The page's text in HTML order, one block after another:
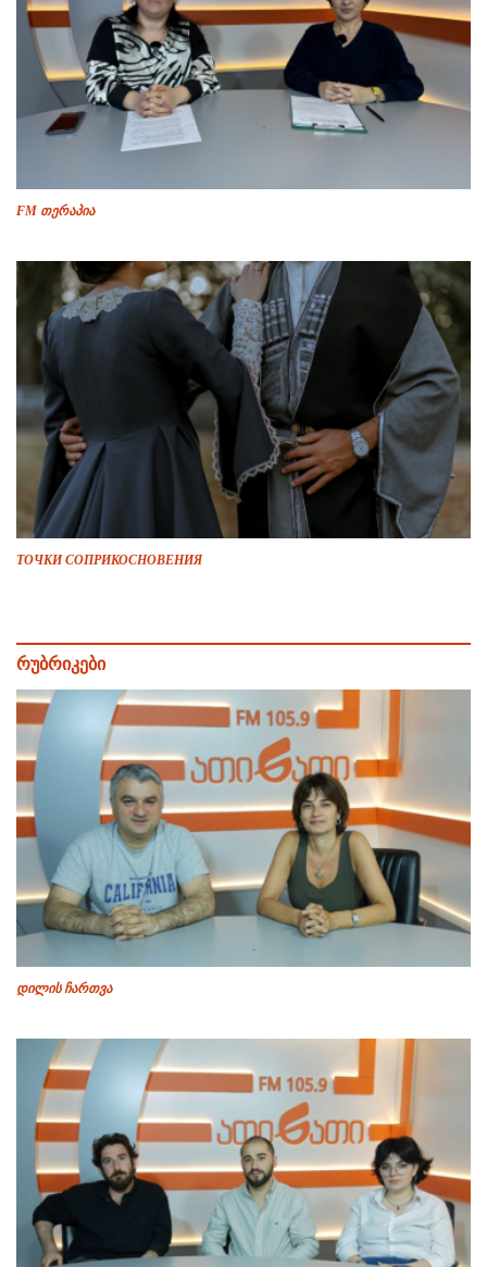
FM თერაპია
ТОЧКИ СОПРИКОСНОВЕНИЯ
რუბრიკები
დილის ჩართვა